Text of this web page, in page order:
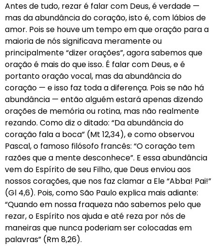
Antes de tudo, rezar é falar com Deus, é verdade —
mas da abundância do coração, isto é, com lábios de
amor. Pois se houve um tempo em que oração para a
maioria de nós significava meramente ou
principalmente “dizer orações”, agora sabemos que
oração é mais do que isso. É falar com Deus, e é
portanto oração vocal, mas da abundância do
coração — e isso faz toda a diferença. Pois se não há
abundância — então alguém estará apenas dizendo
orações de memória ou rotina, mas não realmente
rezando. Como diz o ditado: “Da abundância do
coração fala a boca” (Mt 12,34), e como observou
Pascal, o famoso filósofo francês: “O coração tem
razões que a mente desconhece”. E essa abundância
vem do Espírito de seu Filho, que Deus enviou aos
nossos corações, que nos faz clamar a Ele “Abba! Pai!”
(Gl 4,6). Pois, como São Paulo explica mais adiante:
“Quando em nossa fraqueza não sabemos pelo que
rezar, o Espírito nos ajuda e até reza por nós de
maneiras que nunca poderiam ser colocadas em
palavras” (Rm 8,26).